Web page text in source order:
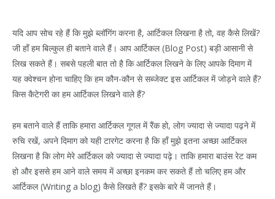
यदि आप सोच रहे हैं कि मुझे ब्लॉगिंग करना है, आर्टिकल लिखना है तो, वह कैसे लिखें?
जी हाँ हम बिल्कुल ही बताने वाले हैं। आप आर्टिकल (Blog Post) बड़ी आसानी से
लिख सकते हैं। सबसे पहली बात तो है कि आर्टिकल लिखने के लिए आपके दिमाग में
यह क्वेश्चन होना चाहिए कि हम कौन-कौन से सब्जेक्ट इस आर्टिकल में जोड़ने वाले हैं?
किस कैटेगरी का हम आर्टिकल लिखने वाले हैं?
हम बताने वाले हैं ताकि हमारा आर्टिकल गूगल में रैंक हो, लोग ज्यादा से ज्यादा पढ़ने में
रुचि रखें, अपने दिमाग को यही टारगेट करना है कि हाँ मुझे इतना अच्छा आर्टिकल
लिखना है कि लोग मेरे आर्टिकल को ज्यादा से ज्यादा पढ़े। ताकि हमारा बाउंस रेट कम
हो और इससे हम आने वाले समय में अच्छा इनकम कर सकते हैं तो चलिए हम और
आर्टिकल (Writing a blog) कैसे लिखते हैं? इसके बारे में जानते हैं।